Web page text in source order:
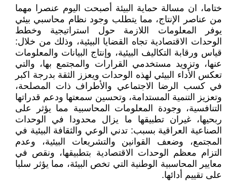
ختاما، ان مسالة حماية البيئة أصبحت اليوم عنصرا مهما
من عناصر الإنتاج، مما يتطلب وجود نظام محاسبي بيئي
يوفر المعلومات اللازمة حول استراتيجية وخطط
الوحدات الاقتصادية تجاه القضايا البيئية، وذلك من خلال:
قياس ورقابة التكاليف البيئية، وإنتاج البيانات والمعلومات
عنها، وتزويد مستخدمي القرارات والمجتمع بها، والتي
تعكس الأداء البيئي لهذه الوحدات ويعزز الثقة بدرجة اكبر
في كسب الرضا الاجتماعي والأطراف ذات المصلحة،
وتعزيز التنمية المستدامة، وتحسين سمعتها ودعم قدراتها
التنافسية، وجودة المعلومات المحاسبية مما يؤثر على
ربحيها، غيران تطبيقها ما يزال محدودا في الوحدات
الصناعية العراقية بسبب: تدني الوعي والثقافة البيئية في
المجتمع، وضعف القوانين والتشريعات البيئية، وعدم
التزام معظم الوحدات الاقتصادية بتطبيقها، ونقص في
معايير المحاسبية الوطنية التي تخص البيئة، مما يؤثر سلبا
على تقييم أدائها.